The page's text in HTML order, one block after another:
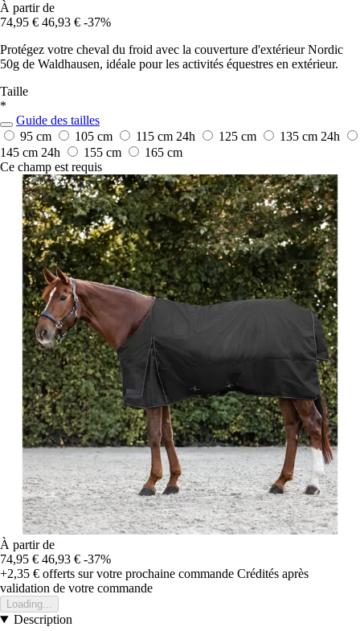
À partir de
74,95 € 46,93 € -37%
Protégez votre cheval du froid avec la couverture d'extérieur Nordic
50g de Waldhausen, idéale pour les activités équestres en extérieur.
Taille
*
Guide des tailles
95 cm
105 cm 115 cm 24h 125 cm 135 cm 24h
145 cm 24h 155 cm
165 cm
Ce champ est requis
À partir de
74,95 € 46,93 € -37%
+2,35 € offerts sur votre prochaine commande Crédités après
validation de votre commande
Loading...
Description